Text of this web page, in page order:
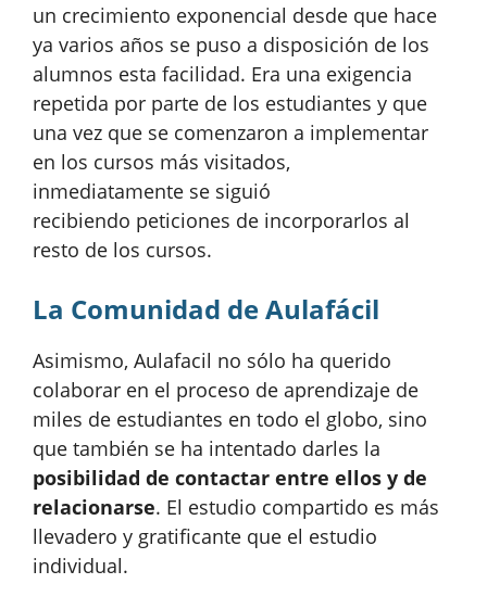
un crecimiento exponencial desde que hace
ya varios años se puso a disposición de los
alumnos esta facilidad. Era una exigencia
repetida por parte de los estudiantes y que
una vez que se comenzaron a implementar
en los cursos más visitados,
inmediatamente se siguió
recibiendo peticiones de incorporarlos al
resto de los cursos.
La Comunidad de Aulafácil
Asimismo, Aulafacil no sólo ha querido
colaborar en el proceso de aprendizaje de
miles de estudiantes en todo el globo, sino
que también se ha intentado darles la
posibilidad de contactar entre ellos y de
relacionarse. El estudio compartido es más
llevadero y gratificante que el estudio
individual.